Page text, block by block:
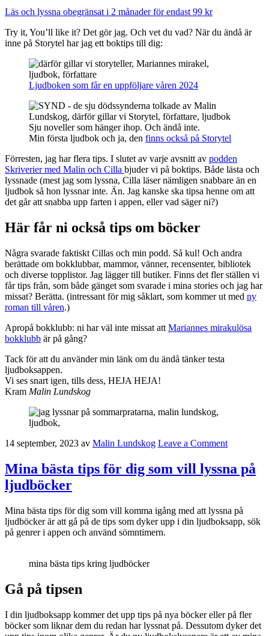
Läs och lyssna obegränsat i 2 månader för endast 99 kr
Try it, You’ll like it? Det gör jag. Och vet du vad? När du ändå är
inne på Storytel har jag ett boktips till dig:
Ljudboken som får en uppföljare våren 2024
Sju noveller som hänger ihop. Och ändå inte.
Min första ljudbok och ja, den finns också på Storytel
Förresten, jag har flera tips. I slutet av varje avsnitt av podden
Skriverier med Malin och Cilla bjuder vi på boktips. Både lästa och
lyssnade (mest jag som lyssna, Cilla läser nämligen snabbare än en
ljudbok så hon lyssnar inte. Än. Jag kanske ska tipsa henne om att
det går att snabba upp farten i appen, eller vad säger ni?)
Här får ni också tips om böcker
Några svarade faktiskt Cillas och min podd. Så kul! Och andra
berättade om bokklubbar, mammor, vänner, recensenter, bibliotek
och diverse topplistor. Jag lägger till butiker. Finns det fler ställen vi
får tips från, som både gänget som svarade i mina stories och jag har
missat? Berätta. (intressant för mig såklart, som kommer ut med ny
roman till våren.)
Apropå bokklubb: ni har väl inte missat att Mariannes mirakulösa
bokklubb är på gång?
Tack för att du använder min länk om du ändå tänker testa
ljudboksappen.
Vi ses snart igen, tills dess, HEJA HEJA!
Kram Malin Lundskog
14 september, 2023 av Malin Lundskog Leave a Comment
Mina bästa tips för dig som vill lyssna på
ljudböcker
Mina bästa tips för dig som vill komma igång med att lyssna på
ljudböcker är att gå på de tips som dyker upp i din ljudboksapp, sök
på genrer i appen och använd sömntimern.
mina bästa tips kring ljudböcker
Gå på tipsen
I din ljudboksapp kommer det upp tips på nya böcker eller på fler
böcker som liknar dem du redan har lyssnat på. Dessutom dyker det